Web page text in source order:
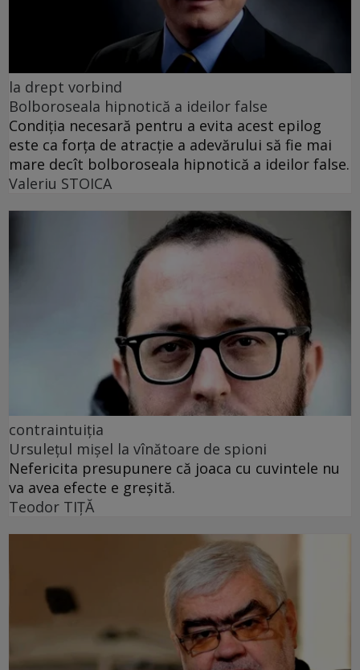
la drept vorbind
Bolboroseala hipnotică a ideilor false
Condiția necesară pentru a evita acest epilog
este ca forța de atracție a adevărului să fie mai
mare decît bolboroseala hipnotică a ideilor false.
Valeriu STOICA
contraintuiția
Ursulețul mișel la vînătoare de spioni
Nefericita presupunere că joaca cu cuvintele nu
va avea efecte e greșită.
Teodor TIŢĂ